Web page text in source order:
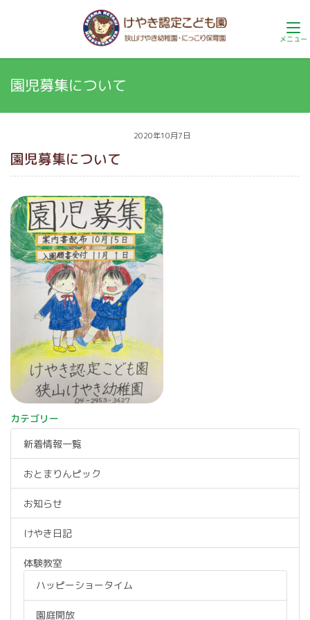
園児募集について
2020年10月7日
園児募集について
カテゴリー
新着情報一覧
おとまりんピック
お知らせ
けやき日記
体験教室
ハッピーショータイム
園庭開放